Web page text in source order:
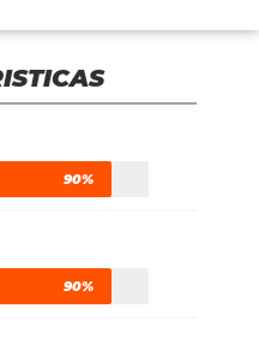
90%
90%